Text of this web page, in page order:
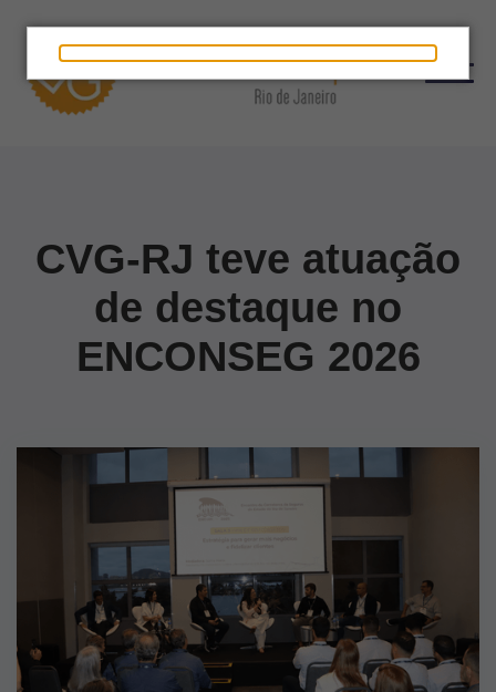
CVG-RJ teve atuação
de destaque no
ENCONSEG 2026